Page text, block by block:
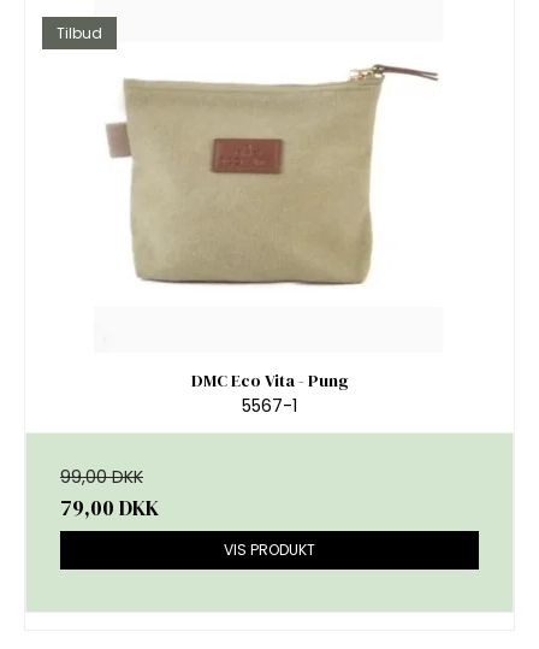
Tilbud
DMC Eco Vita - Pung
5567-1
99,00 DKK
79,00 DKK
VIS PRODUKT